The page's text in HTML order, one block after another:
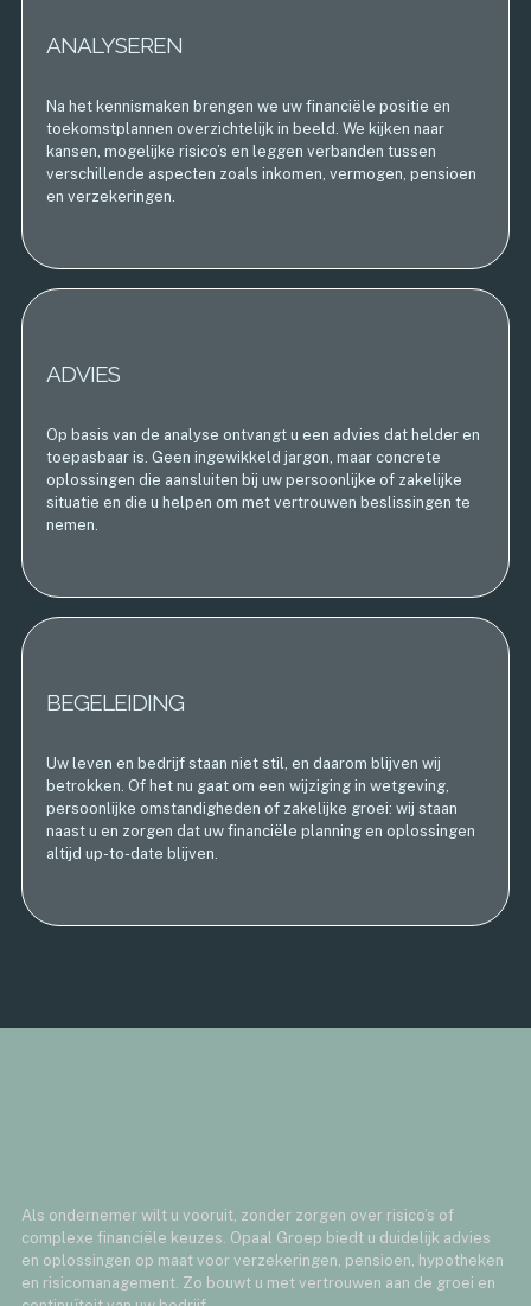
ANALYSEREN
Na het kennismaken brengen we uw financiële positie en
toekomstplannen overzichtelijk in beeld. We kijken naar
kansen, mogelijke risico’s en leggen verbanden tussen
verschillende aspecten zoals inkomen, vermogen, pensioen
en verzekeringen.
ADVIES
Op basis van de analyse ontvangt u een advies dat helder en
toepasbaar is. Geen ingewikkeld jargon, maar concrete
oplossingen die aansluiten bij uw persoonlijke of zakelijke
situatie en die u helpen om met vertrouwen beslissingen te
nemen.
BEGELEIDING
Uw leven en bedrijf staan niet stil, en daarom blijven wij
betrokken. Of het nu gaat om een wijziging in wetgeving,
persoonlijke omstandigheden of zakelijke groei: wij staan
naast u en zorgen dat uw financiële planning en oplossingen
altijd up-to-date blijven.
Als ondernemer wilt u vooruit, zonder zorgen over risico’s of
complexe financiële keuzes. Opaal Groep biedt u duidelijk advies
en oplossingen op maat voor verzekeringen, pensioen, hypotheken
en risicomanagement. Zo bouwt u met vertrouwen aan de groei en